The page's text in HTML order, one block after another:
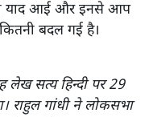
याद आई और इनसे आप
बदल गई है।
लेख सत्य हिन्दी पर 29
राहुल गांधी ने लोकसभा